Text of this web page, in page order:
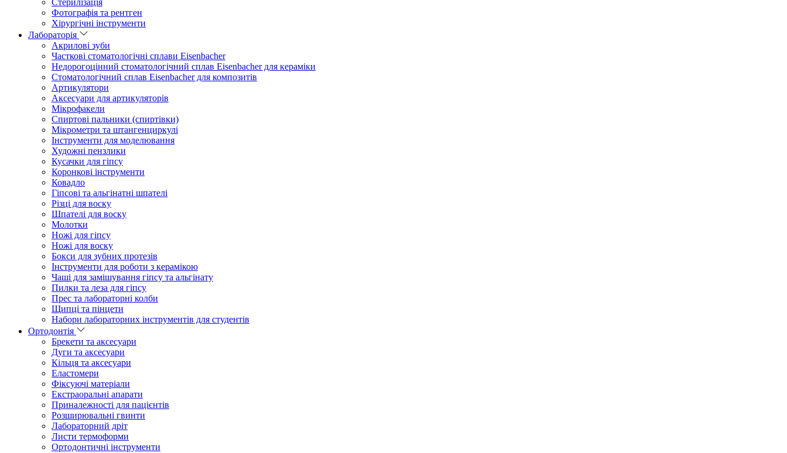
Стерилізація
Фотографія та рентген
Хірургічні інструменти
Лабораторія
Акрилові зуби
Часткові стоматологічні сплави Eisenbacher
Недорогоцінний стоматологічний сплав Eisenbacher для кераміки
Стоматологічний сплав Eisenbacher для композитів
Артикулятори
Аксесуари для артикуляторів
Мікрофакели
Спиртові пальники (спиртівки)
Мікрометри та штангенциркулі
Інструменти для моделювання
Художні пензлики
Кусачки для гіпсу
Коронкові інструменти
Ковадло
Гіпсові та альгінатні шпателі
Різці для воску
Шпателі для воску
Молотки
Ножі для гіпсу
Ножі для воску
Бокси для зубних протезів
Інструменти для роботи з керамікою
Чаші для замішування гіпсу та альгінату
Пилки та леза для гіпсу
Прес та лабораторні колби
Щипці та пінцети
Набори лабораторних інструментів для студентів
Ортодонтія
Брекети та аксесуари
Дуги та аксесуари
Кільця та аксесуари
Еластомери
Фіксуючі матеріали
Екстраоральні апарати
Приналежності для пацієнтів
Розширювальні гвинти
Лабораторний дріт
Листи термоформи
Ортодонтичні інструменти